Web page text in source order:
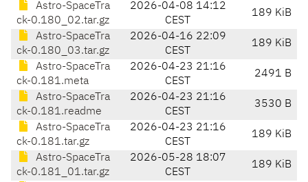
Astro-SpaceTra
ck-0.180_02.tar.gz
2026-04-08 14:12
CEST
189 KiB
Astro-SpaceTra
ck-0.180_03.tar.gz
2026-04-16 22:09
CEST
189 KiB
Astro-SpaceTra
ck-0.181.meta
2026-04-23 21:16
CEST
2491 B
Astro-SpaceTra
ck-0.181.readme
2026-04-23 21:16
CEST
3530 B
Astro-SpaceTra
ck-0.181.tar.gz
2026-04-23 21:16
CEST
189 KiB
Astro-SpaceTra
ck-0.181_01.tar.gz
2026-05-28 18:07
CEST
189 KiB